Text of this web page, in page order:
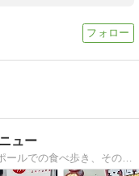
ュー
八王子、多摩、新宿のランチ。シンガポールでの食べ歩き、その他ときどきその他の海外旅行での飲食をアップしてます！！よく飲みます^^;。